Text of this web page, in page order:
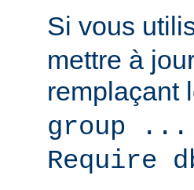
Si vous
mettre à
remplaçant
group ...
Require